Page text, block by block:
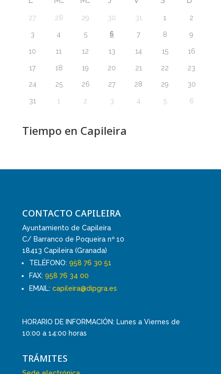
27 28 29 30 31 1 2
3 4 5 6 7 8 9
10 11 12 13 14 15 16
17 18 19 20 21 22 23
24 25 26 27 28 29 30
31 1 2 3 4 5 6
Tiempo en Capileira
CONTACTO CAPILEIRA
Ayuntamiento de Capileira
C/ Barranco de Poqueira nº 10
18413 Capileira (Granada)
TELÉFONO: 958 76 30 51
FAX: 958 76 34 00
EMAIL: capileira@dipgra.es
HORARIO DE INFORMACIÓN: Lunes a Viernes de
10:00 a 14:00 horas
TRÁMITES